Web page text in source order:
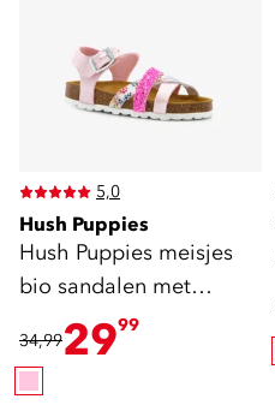
5,0
Hush Puppies
Hush Puppies meisjes
bio sandalen met
glitters roze
34,992999